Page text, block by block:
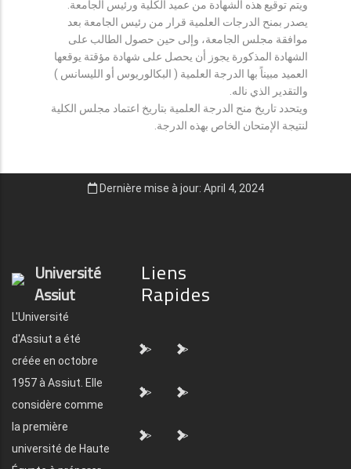
ويتم توقيع هذه الشهادة من عميد الكلية ورئيس الجامعة.
يصدر بمنح الدرجات العلمية قرار من رئيس الجامعة بعد
موافقة مجلس الجامعة، وإلى حين حصول الطالب على
الشهادة المذكورة يجوز أن يحصل على شهادة مؤقتة يوقعها
العميد مبيناً بها الدرجة العلمية ( البكالوريوس أو الليسانس )
والتقدير الذي ناله.
ويتحدد تاريخ منح الدرجة العلمية بتاريخ اعتماد مجلس الكلية
لنتيجة الإمتحان الخاص بهذه الدرجة.
Dernière mise à jour: April 4, 2024
Université
Assiut
L'Université
d'Assiut a été
créée en octobre
1957 à Assiut. Elle
considère comme
la première
université de Haute
Liens
Rapides
"> ">
"> ">
"> ">